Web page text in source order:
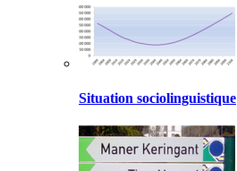
Situation sociolinguistique